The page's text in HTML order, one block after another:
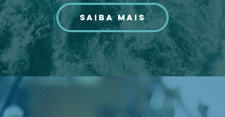
SAIBA MAIS